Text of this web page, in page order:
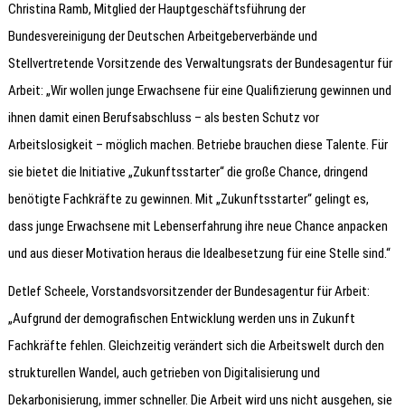
Christina Ramb, Mitglied der Hauptgeschäftsführung der
Bundesvereinigung der Deutschen Arbeitgeberverbände und
Stellvertretende Vorsitzende des Verwaltungsrats der Bundesagentur für
Arbeit: „Wir wollen junge Erwachsene für eine Qualifizierung gewinnen und
ihnen damit einen Berufsabschluss – als besten Schutz vor
Arbeitslosigkeit – möglich machen. Betriebe brauchen diese Talente. Für
sie bietet die Initiative „Zukunftsstarter“ die große Chance, dringend
benötigte Fachkräfte zu gewinnen. Mit „Zukunftsstarter“ gelingt es,
dass junge Erwachsene mit Lebenserfahrung ihre neue Chance anpacken
und aus dieser Motivation heraus die Idealbesetzung für eine Stelle sind.“
Detlef Scheele, Vorstandsvorsitzender der Bundesagentur für Arbeit:
„Aufgrund der demografischen Entwicklung werden uns in Zukunft
Fachkräfte fehlen. Gleichzeitig verändert sich die Arbeitswelt durch den
strukturellen Wandel, auch getrieben von Digitalisierung und
Dekarbonisierung, immer schneller. Die Arbeit wird uns nicht ausgehen, sie